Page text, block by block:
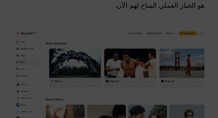
هو الخيار العملي المتاح لهم الآن.